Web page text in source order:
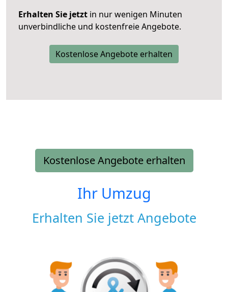
Erhalten Sie jetzt in nur wenigen Minuten
unverbindliche und kostenfreie Angebote.
Kostenlose Angebote erhalten
Kostenlose Angebote erhalten
Ihr Umzug
Erhalten Sie jetzt Angebote